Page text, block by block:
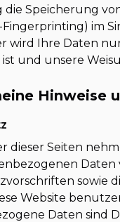
die Speicherung
Fingerprinting) im
wird Ihre Daten
und unsere
Hinweise
dieser Seiten
sowie
Website
Daten sind